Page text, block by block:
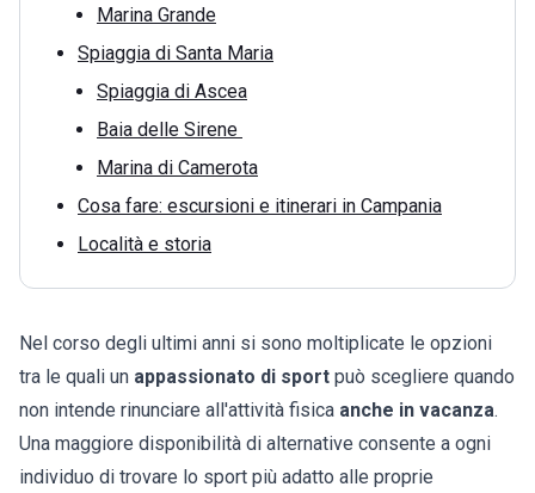
Marina Grande
Spiaggia di Santa Maria
Spiaggia di Ascea
Baia delle Sirene
Marina di Camerota
Cosa fare: escursioni e itinerari in Campania
Località e storia
Nel corso degli ultimi anni si sono moltiplicate le opzioni
tra le quali un appassionato di sport può scegliere quando
non intende rinunciare all'attività fisica anche in vacanza.
Una maggiore disponibilità di alternative consente a ogni
individuo di trovare lo sport più adatto alle proprie